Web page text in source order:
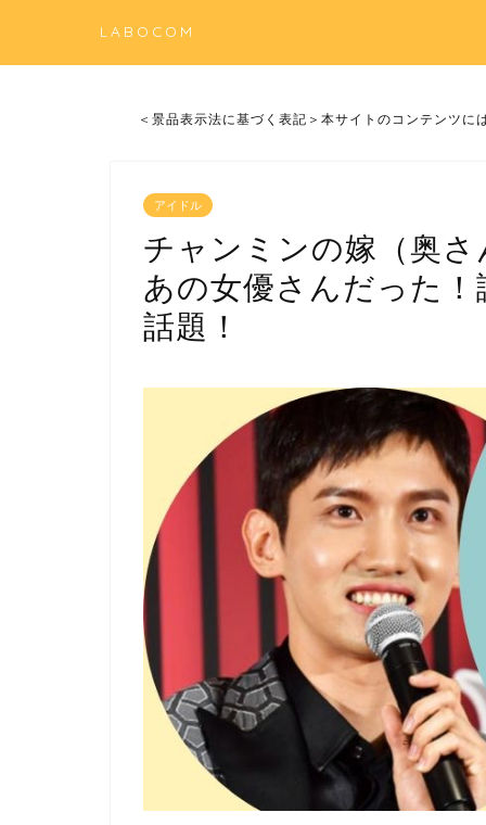
LABOCOM
＜景品表示法に基づく表記＞本サイトのコンテンツ
アイドル
チャンミンの嫁（奥
あの女優さんだった
話題！